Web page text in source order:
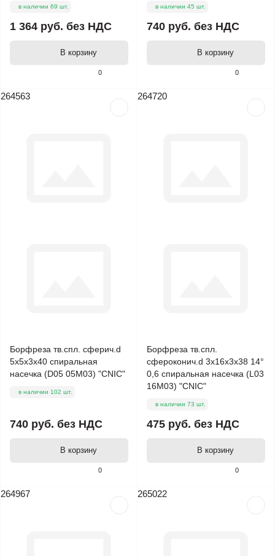
0
в наличии 69 шт.
1 364 руб. без НДС
В корзину
0
в наличии 45 шт.
740 руб. без НДС
В корзину
264563
0
Борфреза тв.спл. сферич.d
5х5х3х40 спиральная
насечка (D05 05М03) "CNIC"
в наличии 102 шт.
740 руб. без НДС
В корзину
264720
0
Борфреза тв.спл.
сфероконич.d 3х16х3х38 14°
0,6 спиральная насечка (L03
16М03) "CNIC"
в наличии 73 шт.
475 руб. без НДС
В корзину
264967 265022